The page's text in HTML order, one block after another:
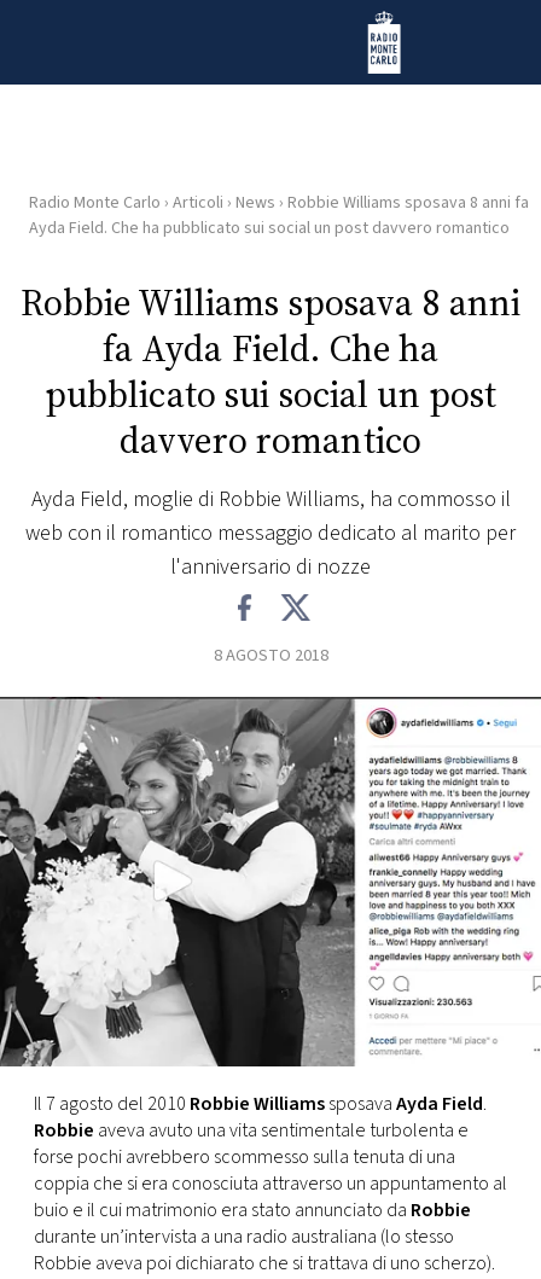
Radio Monte Carlo
HOME
RADIO
RADIO
PLAYLIST
NEWS
EVENTI
VIDEO
TV
PRINCIPATO
DI
MONACO
RMC
CONSIGLIA
Radio Monte Carlo › Articoli › News › Robbie Williams sposava 8 anni fa
Ayda Field. Che ha pubblicato sui social un post davvero romantico
Robbie Williams sposava 8 anni
fa Ayda Field. Che ha
pubblicato sui social un post
davvero romantico
Ayda Field, moglie di Robbie Williams, ha commosso il
web con il romantico messaggio dedicato al marito per
l'anniversario di nozze
8 AGOSTO 2018
Il 7 agosto del 2010 Robbie WilliamssposavaAyda Field.
Robbie aveva avuto una vita sentimentale turbolenta e
forse pochi avrebbero scommesso sulla tenuta di una
coppia che si era conosciuta attraverso un appuntamento al
buio e il cui matrimonio era stato annunciato da Robbie
durante un’intervista a una radio australiana (lo stesso
Robbie aveva poi dichiarato che si trattava di uno scherzo).